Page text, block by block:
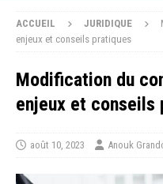
ACCUEIL JURIDIQUE
enjeux et conseils pratiques
Modification du
enjeux et conseils
août 10, 2023 Anouk